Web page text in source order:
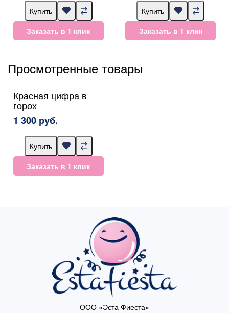
Купить
Заказать в 1 клик
Купить
Заказать в 1 клик
Просмотренные товары
Красная цифра в
горох
1 300 руб.
Купить
Заказать в 1 клик
ООО «Эста Фиеста»